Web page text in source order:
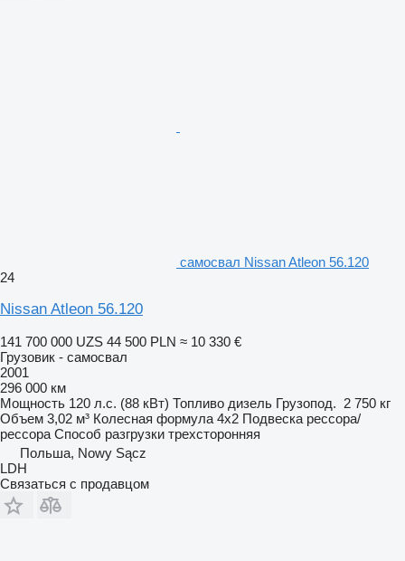
самосвал Nissan Atleon 56.120
24
Nissan Atleon 56.120
141 700 000 UZS 44 500 PLN ≈ 10 330 €
Грузовик - самосвал
2001
296 000 км
Мощность 120 л.с. (88 кВт) Топливо дизель Грузопод. 2 750 кг
Объем 3,02 м³ Колесная формула 4x2 Подвеска рессора/
рессора Способ разгрузки трехсторонняя
Польша, Nowy Sącz
LDH
Связаться с продавцом